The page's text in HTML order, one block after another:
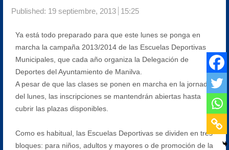
Published: 19 septiembre, 2013 15:25
Ya está todo preparado para que este lunes se ponga en
marcha la campaña 2013/2014 de las Escuelas Deportivas
Municipales, que cada año organiza la Delegación de
Deportes del Ayuntamiento de Manilva.
A pesar de que las clases se ponen en marcha en la jornada
del lunes, las inscripciones se mantendrán abiertas hasta
cubrir las plazas disponibles.
Como es habitual, las Escuelas Deportivas se dividen en tres
bloques: para niños, adultos y mayores o de promoción de la